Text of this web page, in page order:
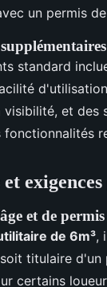
un permis de
standard
et des
fonctionnalités
et de
de 6m³,
titulaire d'un
certains